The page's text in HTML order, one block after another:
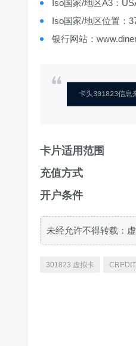
Iso国家/地区A3：
Iso国家/地区位置：
银行网站：
卡头301823信息
卡片适用范围
充值方式
开户条件
未经允许不得转载：
301823 虚拟卡